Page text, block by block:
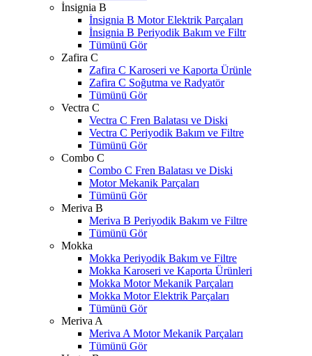
İnsignia B
İnsignia B Motor Elektrik Parçaları
İnsignia B Periyodik Bakım ve Filtr
Tümünü Gör
Zafira C
Zafira C Karoseri ve Kaporta Ürünle
Zafira C Soğutma ve Radyatör
Tümünü Gör
Vectra C
Vectra C Fren Balatası ve Diski
Vectra C Periyodik Bakım ve Filtre
Tümünü Gör
Combo C
Combo C Fren Balatası ve Diski
Motor Mekanik Parçaları
Tümünü Gör
Meriva B
Meriva B Periyodik Bakım ve Filtre
Tümünü Gör
Mokka
Mokka Periyodik Bakım ve Filtre
Mokka Karoseri ve Kaporta Ürünleri
Mokka Motor Mekanik Parçaları
Mokka Motor Elektrik Parçaları
Tümünü Gör
Meriva A
Meriva A Motor Mekanik Parçaları
Tümünü Gör